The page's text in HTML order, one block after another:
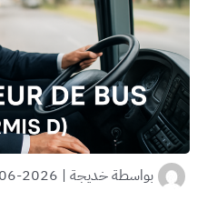
بواسطةخديجة |
2026-06-03